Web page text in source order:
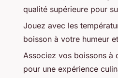
qualité supérieure pour
Jouez avec les
boisson à votre humeur
Associez vos boissons à
pour une expérience